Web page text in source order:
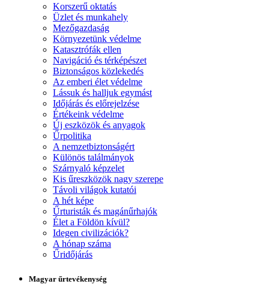
Korszerű oktatás
Üzlet és munkahely
Mezőgazdaság
Környezetünk védelme
Katasztrófák ellen
Navigáció és térképészet
Biztonságos közlekedés
Az emberi élet védelme
Lássuk és halljuk egymást
Időjárás és előrejelzése
Értékeink védelme
Új eszközök és anyagok
Űrpolitika
A nemzetbiztonságért
Különös találmányok
Szárnyaló képzelet
Kis űreszközök nagy szerepe
Távoli világok kutatói
A hét képe
Űrturisták és magánűrhajók
Élet a Földön kívül?
Idegen civilizációk?
A hónap száma
Űridőjárás
Magyar űrtevékenység